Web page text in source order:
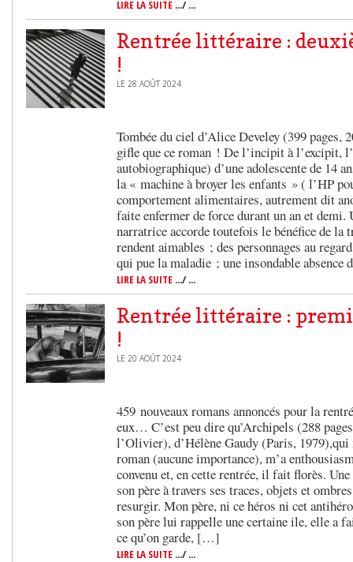
LIRE LA SUITE .../ ...
Rentrée littéraire :
!
LE 28 AOÛT 2024
Tombée du ciel d’Alice Develey (399 pages,
gifle que ce roman ! De l’incipit à l’excipit,
autobiographique) d’une adolescente de 14
la « machine à broyer les enfants » ( l’HP
comportement alimentaires, autrement dit
faite enfermer de force durant un an et demi.
narratrice accorde toutefois le bénéfice de la
rendent aimables ; des personnages au
qui pue la maladie ; une insondable
LIRE LA SUITE .../ ...
Rentrée littéraire :
!
LE 20 AOÛT 2024
459 nouveaux romans annoncés pour la
eux… C’est peu dire qu’Archipels (288
l’Olivier), d’Hélène Gaudy (Paris, 1979),qui
roman (aucune importance), m’a
convenu et, en cette rentrée, il fait florès.
son père à travers ses traces, objets et
resurgir. Mon père, ni ce héros ni cet
son père lui rappelle une certaine ile, elle a
ce qu’on garde, […]
LIRE LA SUITE .../ ...